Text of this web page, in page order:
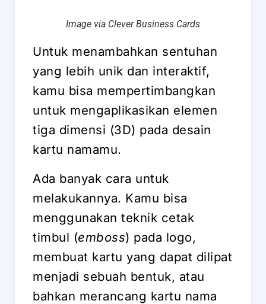
Image via Clever Business Cards
Untuk menambahkan sentuhan
yang lebih unik dan interaktif,
kamu bisa mempertimbangkan
untuk mengaplikasikan elemen
tiga dimensi (3D) pada desain
kartu namamu.
Ada banyak cara untuk
melakukannya. Kamu bisa
menggunakan teknik cetak
timbul (emboss) pada logo,
membuat kartu yang dapat dilipat
menjadi sebuah bentuk, atau
bahkan merancang kartu nama